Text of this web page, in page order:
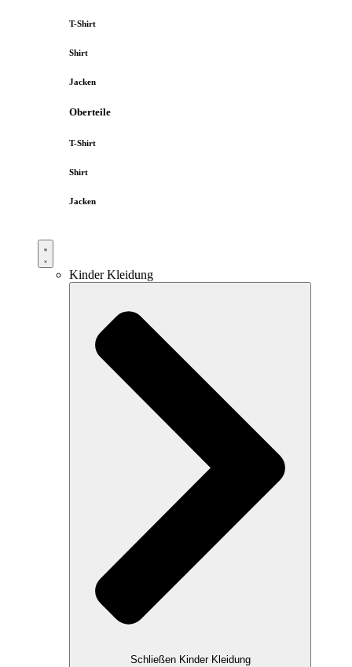
T-Shirt
Shirt
Jacken
Oberteile
T-Shirt
Shirt
Jacken
Kinder Kleidung
Schließen Kinder Kleidung